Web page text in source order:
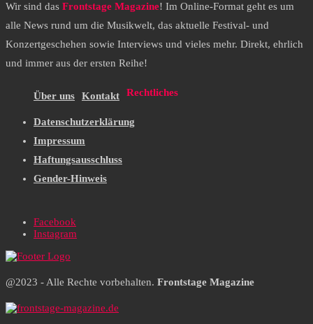
Wir sind das Frontstage Magazine! Im Online-Format geht es um
alle News rund um die Musikwelt, das aktuelle Festival- und
Konzertgeschehen sowie Interviews und vieles mehr. Direkt, ehrlich
und immer aus der ersten Reihe!
Über uns Kontakt Rechtliches
Datenschutzerklärung
Impressum
Haftungsausschluss
Gender-Hinweis
Facebook
Instagram
@2023 - Alle Rechte vorbehalten. Frontstage Magazine